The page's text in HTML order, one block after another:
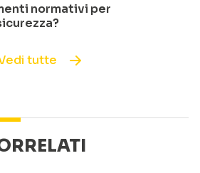
normativi per
tutte